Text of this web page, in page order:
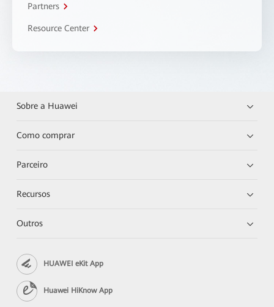
Partners
Resource Center
Sobre a Huawei
Como comprar
Parceiro
Recursos
Outros
HUAWEI eKit App
Huawei HiKnow App